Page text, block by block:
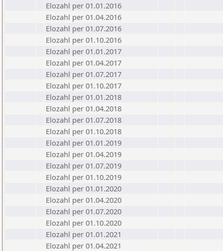
Elozahl per 01.01.2016
Elozahl per 01.04.2016
Elozahl per 01.07.2016
Elozahl per 01.10.2016
Elozahl per 01.01.2017
Elozahl per 01.04.2017
Elozahl per 01.07.2017
Elozahl per 01.10.2017
Elozahl per 01.01.2018
Elozahl per 01.04.2018
Elozahl per 01.07.2018
Elozahl per 01.10.2018
Elozahl per 01.01.2019
Elozahl per 01.04.2019
Elozahl per 01.07.2019
Elozahl per 01.10.2019
Elozahl per 01.01.2020
Elozahl per 01.04.2020
Elozahl per 01.07.2020
Elozahl per 01.10.2020
Elozahl per 01.01.2021
Elozahl per 01.04.2021